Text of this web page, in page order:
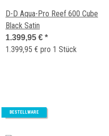
D-D Aqua-Pro Reef 600 Cube
Black Satin
1.399,95 € *
1.399,95 € pro 1 Stück
BESTELLWARE